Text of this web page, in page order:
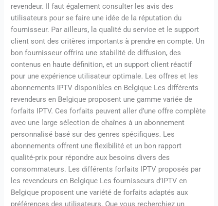
revendeur. Il faut également consulter les avis des
utilisateurs pour se faire une idée de la réputation du
fournisseur. Par ailleurs, la qualité du service et le support
client sont des critères importants à prendre en compte. Un
bon fournisseur offrira une stabilité de diffusion, des
contenus en haute définition, et un support client réactif
pour une expérience utilisateur optimale. Les offres et les
abonnements IPTV disponibles en Belgique Les différents
revendeurs en Belgique proposent une gamme variée de
forfaits IPTV. Ces forfaits peuvent aller d’une offre complète
avec une large sélection de chaînes à un abonnement
personnalisé basé sur des genres spécifiques. Les
abonnements offrent une flexibilité et un bon rapport
qualité-prix pour répondre aux besoins divers des
consommateurs. Les différents forfaits IPTV proposés par
les revendeurs en Belgique Les fournisseurs d’IPTV en
Belgique proposent une variété de forfaits adaptés aux
préférences des utilisateurs. Que vous recherchiez un